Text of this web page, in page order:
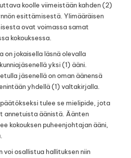
koolle viimeistään kahden (2)
esittämisestä. Ylimääräisen
ovat voimassa samat
kokouksessa.
on jokaisella läsnä olevalla
yksi (1) ääni.
jäsenellä on oman äänensä
yhdellä (1) valtakirjalla.
tulee se mielipide, jota
annetuista äänistä. Äänten
kokouksen puheenjohtajan ääni,
voi osallistua hallituksen niin